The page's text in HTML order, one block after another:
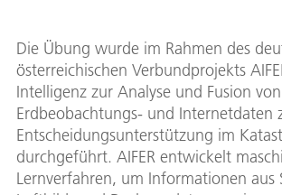
Die Übung wurde im Rahmen des
österreichischen Verbundprojekts
Intelligenz zur Analyse und Fusion von
Erdbeobachtungs- und Internetdaten
Entscheidungsunterstützung im
durchgeführt. AIFER entwickelt
Lernverfahren, um Informationen aus